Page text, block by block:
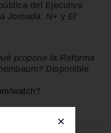
del Ejecutivo
Jornada, N+ y El
propone la Reforma
Disponible
watch?